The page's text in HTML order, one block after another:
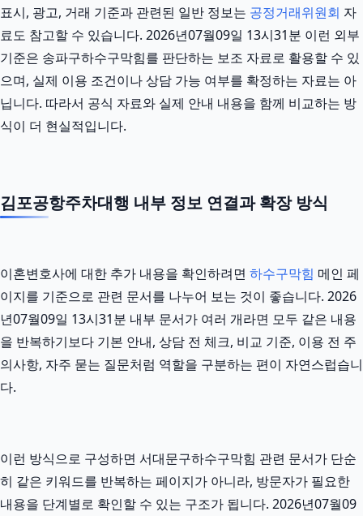
표시, 광고, 거래 기준과 관련된 일반 정보는 공정거래위원회 자
료도 참고할 수 있습니다. 2026년07월09일 13시31분 이런 외부
기준은 송파구하수구막힘를 판단하는 보조 자료로 활용할 수 있
으며, 실제 이용 조건이나 상담 가능 여부를 확정하는 자료는 아
닙니다. 따라서 공식 자료와 실제 안내 내용을 함께 비교하는 방
식이 더 현실적입니다.
김포공항주차대행 내부 정보 연결과 확장 방식
이혼변호사에 대한 추가 내용을 확인하려면 하수구막힘 메인 페
이지를 기준으로 관련 문서를 나누어 보는 것이 좋습니다. 2026
년07월09일 13시31분 내부 문서가 여러 개라면 모두 같은 내용
을 반복하기보다 기본 안내, 상담 전 체크, 비교 기준, 이용 전 주
의사항, 자주 묻는 질문처럼 역할을 구분하는 편이 자연스럽습니
다.
이런 방식으로 구성하면 서대문구하수구막힘 관련 문서가 단순
히 같은 키워드를 반복하는 페이지가 아니라, 방문자가 필요한
내용을 단계별로 확인할 수 있는 구조가 됩니다. 2026년07월09